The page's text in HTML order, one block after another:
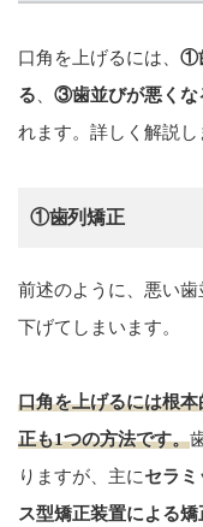
口角を上げるには、 ①
る
③歯並びが悪くな
れます。詳しく解説し
①歯列矯正
前述のように、悪い
下げてしまいます。
口角を上げるには根
正も1つの方法です。
りますが、主にセラミ
ス型矯正装置による矯